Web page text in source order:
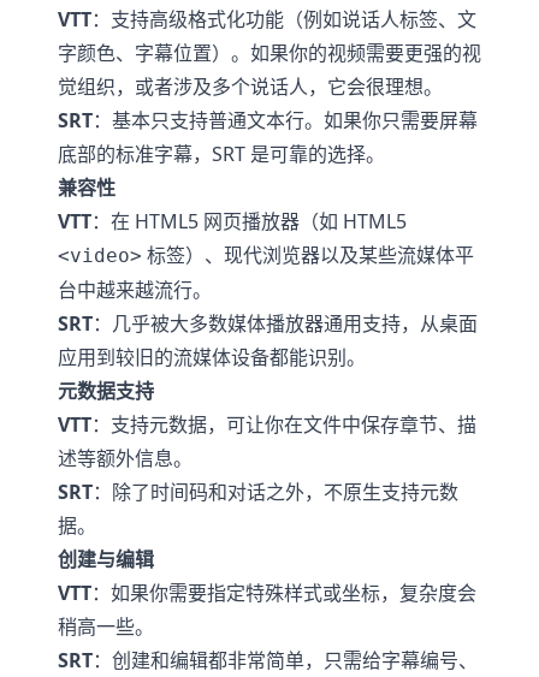
VTT：支持高级格式化功能（例如说话人标签、文
字颜色、字幕位置）。如果你的视频需要更强的视
觉组织，或者涉及多个说话人，它会很理想。
SRT：基本只支持普通文本行。如果你只需要屏幕
底部的标准字幕，SRT 是可靠的选择。
兼容性
VTT：在 HTML5 网页播放器（如 HTML5
<video> 标签）、现代浏览器以及某些流媒体平
台中越来越流行。
SRT：几乎被大多数媒体播放器通用支持，从桌面
应用到较旧的流媒体设备都能识别。
元数据支持
VTT：支持元数据，可让你在文件中保存章节、描
述等额外信息。
SRT：除了时间码和对话之外，不原生支持元数
据。
创建与编辑
VTT：如果你需要指定特殊样式或坐标，复杂度会
稍高一些。
SRT：创建和编辑都非常简单，只需给字幕编号、